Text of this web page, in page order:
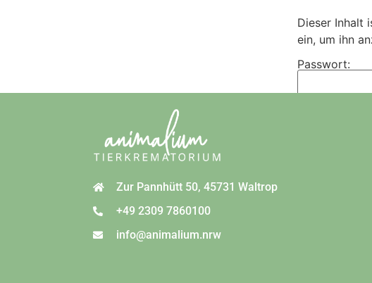
Dieser Inhalt
ein, um ihn
Passwort:
Zur Pannhütt 50, 45731 Waltrop
+49 2309 7860100
info@animalium.nrw